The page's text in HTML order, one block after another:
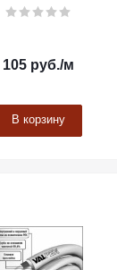
105 руб./м
В корзину